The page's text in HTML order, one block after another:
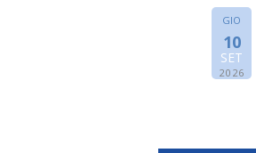
GIO
10
SET
2026